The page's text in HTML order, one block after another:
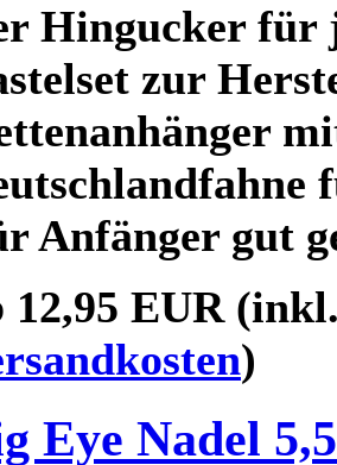
Hingucker für
zur
Anfänger gut
12,95 EUR
)
Eye Nadel